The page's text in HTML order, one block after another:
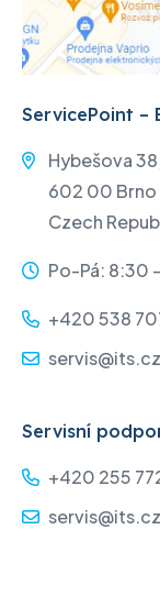
ServicePoint –
Hybešova
602 00 Brno
Czech
Po-Pá: 8:30
+420 538
servis@its.cz
Servisní
+420 255
servis@its.cz